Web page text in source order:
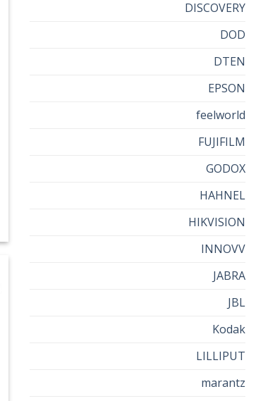
DISCOVERY
DOD
DTEN
EPSON
feelworld
FUJIFILM
GODOX
HAHNEL
HIKVISION
INNOVV
JABRA
JBL
Kodak
LILLIPUT
marantz